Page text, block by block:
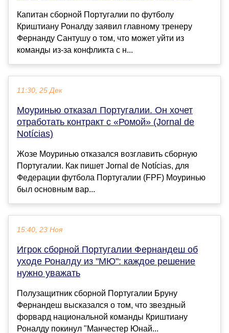
Капитан сборной Португалии по футболу
Криштиану Роналду заявил главному тренеру
Фернанду Сантушу о том, что может уйти из
команды из-за конфликта с н...
11:30, 25 Дек
Моуринью отказал Португалии. Он хочет
отработать контракт с «Ромой» (Jornal de
Notícias)
Жозе Моуринью отказался возглавить сборную
Португалии. Как пишет Jornal de Notícias, для
Федерации футбола Португалии (FPF) Моуринью
был основным вар...
15:40, 23 Ноя
Игрок сборной Португалии Фернандеш об
уходе Роналду из "МЮ": каждое решение
нужно уважать
Полузащитник сборной Португалии Бруну
Фернандеш высказался о том, что звездный
форвард национальной команды Криштиану
Роналду покинул "Манчестер Юнай...